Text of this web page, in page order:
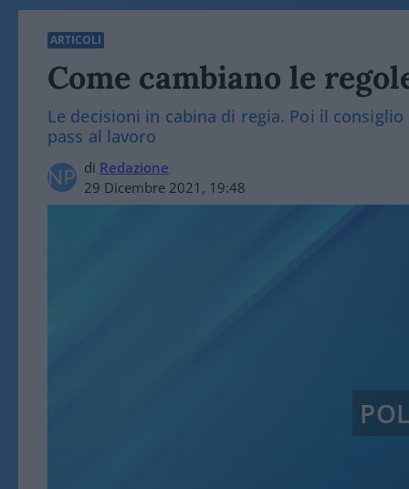
ARTICOLI
Come cambiano le
Le decisioni in cabina di regia. Poi il
pass al lavoro
di Redazione
29 Dicembre 2021, 19:48